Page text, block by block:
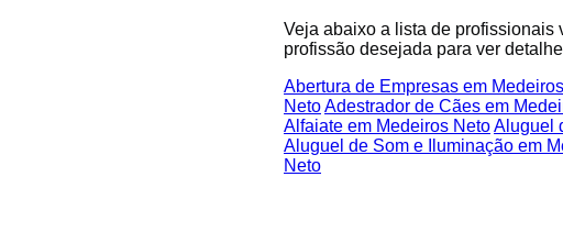
Veja abaixo a lista de
profissão desejada para ver
Abertura de Empresas em
NetoAdestrador de Cães em
Alfaiate em Medeiros NetoAluguel
Aluguel de Som e Iluminação em
Neto